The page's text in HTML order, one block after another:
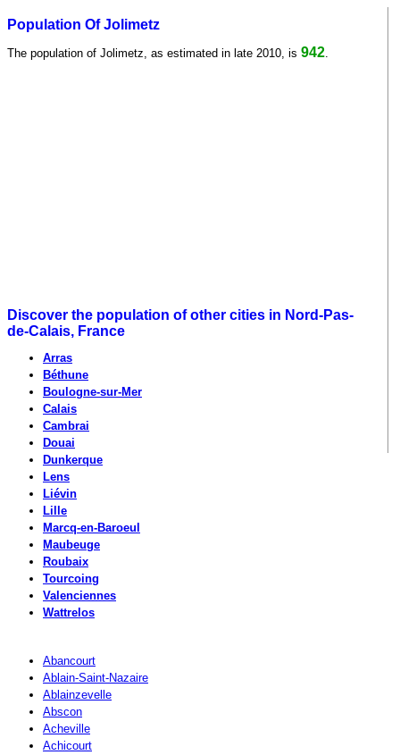
Population Of Jolimetz
The population of Jolimetz, as estimated in late 2010, is 942
Discover the population of other cities in Nord-Pas-
de-Calais, France
Arras
Béthune
Boulogne-sur-Mer
Calais
Cambrai
Douai
Dunkerque
Lens
Liévin
Lille
Marcq-en-Baroeul
Maubeuge
Roubaix
Tourcoing
Valenciennes
Wattrelos
Abancourt
Ablain-Saint-Nazaire
Ablainzevelle
Abscon
Acheville
Achicourt